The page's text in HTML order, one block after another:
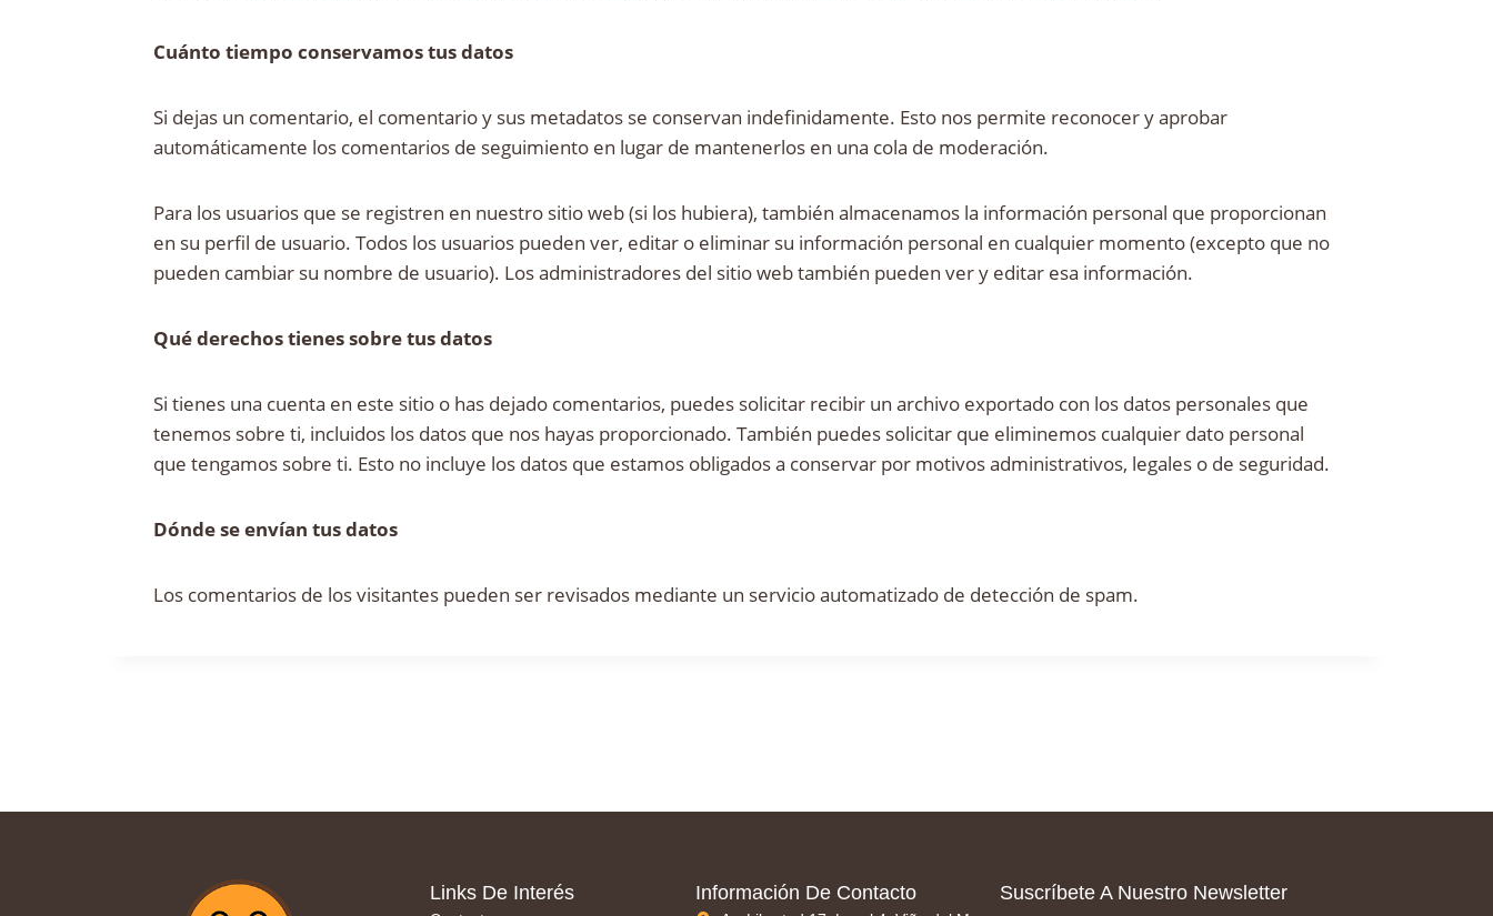
Cuánto tiempo conservamos tus datos
Si dejas un comentario, el comentario y sus metadatos se conservan indefinidamente. Esto nos permite reconocer y aprobar
automáticamente los comentarios de seguimiento en lugar de mantenerlos en una cola de moderación.
Para los usuarios que se registren en nuestro sitio web (si los hubiera), también almacenamos la información personal que proporcionan
en su perfil de usuario. Todos los usuarios pueden ver, editar o eliminar su información personal en cualquier momento (excepto que no
pueden cambiar su nombre de usuario). Los administradores del sitio web también pueden ver y editar esa información.
Qué derechos tienes sobre tus datos
Si tienes una cuenta en este sitio o has dejado comentarios, puedes solicitar recibir un archivo exportado con los datos personales que
tenemos sobre ti, incluidos los datos que nos hayas proporcionado. También puedes solicitar que eliminemos cualquier dato personal
que tengamos sobre ti. Esto no incluye los datos que estamos obligados a conservar por motivos administrativos, legales o de seguridad.
Dónde se envían tus datos
Los comentarios de los visitantes pueden ser revisados mediante un servicio automatizado de detección de spam.
Links De Interés Información De Contacto Suscríbete A Nuestro Newsletter